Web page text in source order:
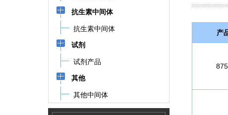
抗生素中间体
抗生素中间体
试剂
试剂产品
其他
其他中间体
产